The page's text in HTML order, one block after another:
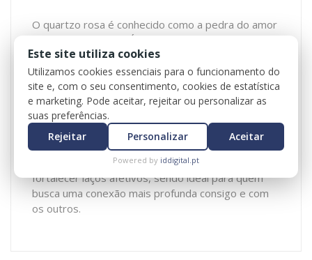
O quartzo rosa é conhecido como a pedra do amor
e da paz emocional. É associado ao chakra do
coração, ajudando a abrir o coração para
sentimentos de amor-próprio, compaixão e
perdão. As suas propriedades incluem a calma
emocional, o alívio de tensões e o estímulo de
relacionamentos harmoniosos. Este cristal é
também um aliado na cura de traumas emocionais,
promovendo uma sensação de segurança e cura.
Além disso, ele é usado para atrair amor e
fortalecer laços afetivos, sendo ideal para quem
busca uma conexão mais profunda consigo e com
os outros.
Este site utiliza cookies
Utilizamos cookies essenciais para o funcionamento do
site e, com o seu consentimento, cookies de estatística
e marketing. Pode aceitar, rejeitar ou personalizar as
suas preferências.
Rejeitar
Personalizar Aceitar
Powered by iddigital.pt